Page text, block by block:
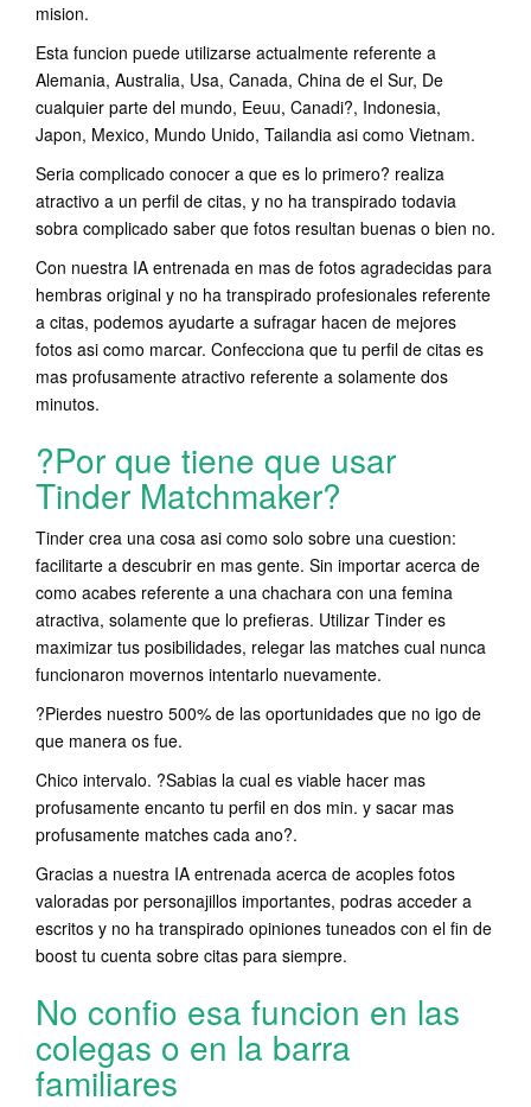
mision.
Esta funcion puede utilizarse actualmente referente a
Alemania, Australia, Usa, Canada, China de el Sur, De
cualquier parte del mundo, Eeuu, Canadi?, Indonesia,
Japon, Mexico, Mundo Unido, Tailandia asi­ como Vietnam.
Seri­a complicado conocer a que es lo primero? realiza
atractivo a un perfil de citas, y no ha transpirado todavia
sobra complicado saber que fotos resultan buenas o bien no.
Con nuestra IA entrenada en mas de fotos agradecidas para
hembras original y no ha transpirado profesionales referente
a citas, podemos ayudarte a sufragar hacen de mejores
fotos asi­ como marcar. Confecciona que tu perfil de citas es
mas profusamente atractivo referente a solamente dos
minutos.
?Por que tiene que usar
Tinder Matchmaker?
Tinder crea una cosa asi­ como solo sobre una cuestion:
facilitarte a descubrir en mas gente. Sin importar acerca de
como acabes referente a una chachara con una femina
atractiva, solamente que lo prefieras. Utilizar Tinder es
maximizar tus posibilidades, relegar las matches cual nunca
funcionaron movernos intentarlo nuevamente.
?Pierdes nuestro 500% de las oportunidades que no igo de
que manera os fue.
Chico intervalo. ?Sabias la cual es viable hacer mas
profusamente encanto tu perfil en dos min. y sacar mas
profusamente matches cada ano?.
Gracias a nuestra IA entrenada acerca de acoples fotos
valoradas por personajillos importantes, podras acceder a
escritos y no ha transpirado opiniones tuneados con el fin de
boost tu cuenta sobre citas para siempre.
No confio esa funcion en las
colegas o en la barra
familiares